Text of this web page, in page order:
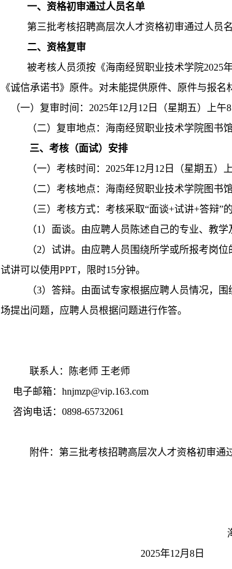
一、资格初审通过人员名单
第三批考核招聘高层次人才资格初审通过人员
二、资格复审
被考核人员须按《海南经贸职业技术学院2025
《诚信承诺书》原件。对未能提供原件、原件与报
（一）复审时间：2025年12月12日（星期五）
（二）复审地点： 海南经贸职业技术学院图书馆
三、考核（面试）安排
（一）考核时间： 2025年12月12日（星期五）上
（二）考核地点： 海南经贸职业技术学院图书馆
（三）考核方式： 考核采取“面谈+试讲+答辩”
（1）面谈。由应聘人员 陈述自己的专业、教
（2）试讲。由应聘人员 围绕所学或所报考岗
试讲可以使用PPT，限时15分钟。
（3）答辩。由面试专家根据应聘人员情况，围
场提出问题，应聘人员根据问题进行作答。
联系人：陈老师 王老师
电子邮箱：hnjmzp@vip.163.com
咨询电话：0898-65732061
附件：第三批考核招聘高层次人才资格初审通
2025年12月8日